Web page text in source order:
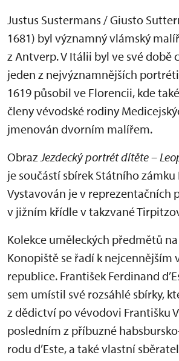
Justus Sustermans / Giusto
1681) byl významný vlámský
z Antverp. V Itálii byl ve své době
jeden z nejvýznamnějších
1619 působil ve Florencii, kde
členy vévodské rodiny
jmenován dvorním malířem.
Obraz Jezdecký portrét dítěte –
je součástí sbírek Státního
Vystavován je v reprezentačních
v jižním křídle v takzvané
Kolekce uměleckých předmětů
Konopiště se řadí k nejcennějším
republice. František Ferdinand
sem umístil své rozsáhlé sbírky,
z dědictví po vévodovi Františku
posledním z příbuzné
rodu d’Este, a také vlastní